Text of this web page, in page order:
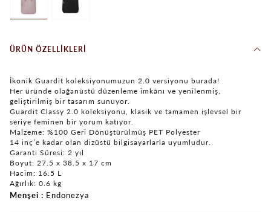
ÜRÜN ÖZELLIKLERI
İkonik Guardit koleksiyonumuzun 2.0 versiyonu burada!
Her üründe olağanüstü düzenleme imkânı ve yenilenmiş,
geliştirilmiş bir tasarım sunuyor.
Guardit Classy 2.0 koleksiyonu, klasik ve tamamen işlevsel bir
seriye feminen bir yorum katıyor.
Malzeme: %100 Geri Dönüştürülmüş PET Polyester
14 inç’e kadar olan dizüstü bilgisayarlarla uyumludur.
Garanti Süresi: 2 yıl
Boyut: 27.5 x 38.5 x 17 cm
Hacim: 16.5 L
Ağırlık: 0.6 kg
Menşei Endonezya